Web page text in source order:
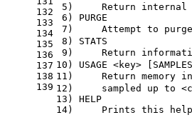
132
133
134
135
136
137
138
139
5)     Return internal
6) PURGE
7)     Attempt to purge
8) STATS
9)     Return information
10) USAGE <key>
11)     Return memory
12)     sampled up to
13) HELP
14)     Prints this